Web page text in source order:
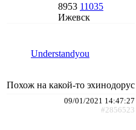
8953 11035
Ижевск
Understandyou
Похож на какой-то эхинодорус
09/01/2021 14:47:27
#2856523